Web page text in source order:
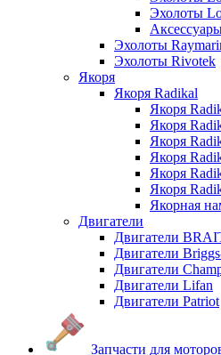
Эхолоты
Эхолоты
Эхолоты Rivotek
Якоря
Якоря Radikal
Якоря
Якоря
Якоря
Якоря
Якоря
Якоря
Якорная
Двигатели
Двигатели
Двигатели
Двигатели
Двигатели Lifan
Двигатели Patriot
Запчасти для